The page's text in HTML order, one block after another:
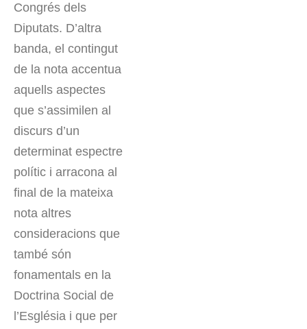
Congrés dels
Diputats. D’altra
banda, el contingut
de la nota accentua
aquells aspectes
que s’assimilen al
discurs d’un
determinat espectre
polític i arracona al
final de la mateixa
nota altres
consideracions que
també són
fonamentals en la
Doctrina Social de
l’Església i que per